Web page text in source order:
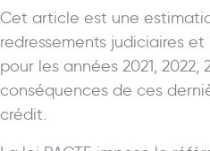
Cet article est une
redressements judiciaires
pour les années 2021,
conséquences de ces
crédit.